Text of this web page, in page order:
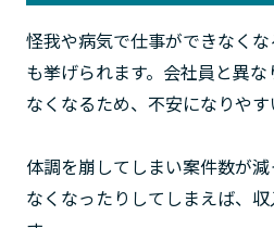
怪我や病気で仕事ができなく
も挙げられます。会社員と異
なくなるため、不安になりやす
体調を崩してしまい案件数が
なくなったりしてしまえば、